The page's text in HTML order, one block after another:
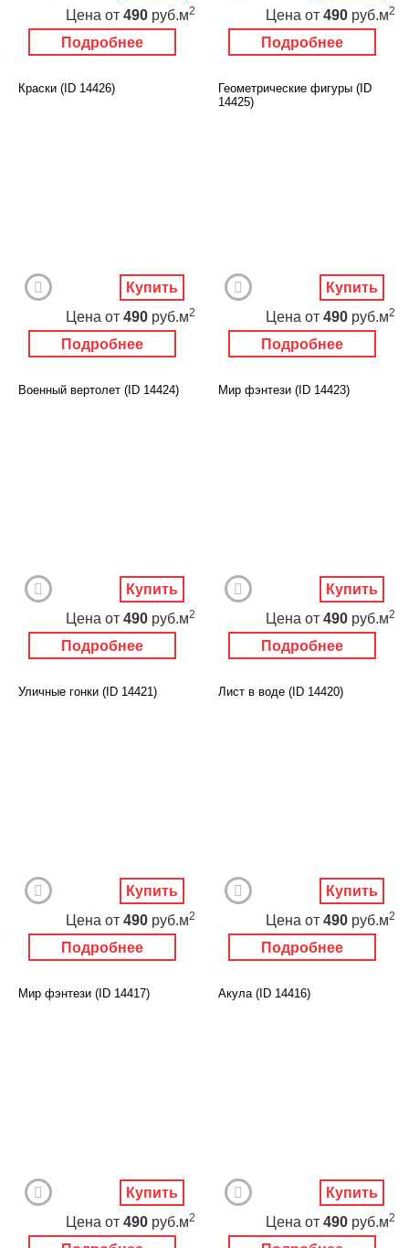
Подробнее
Цена от 490 руб.м2
Подробнее
Цена от 490 руб.м2
Краски (ID 14426)
Подробнее
Цена от 490 руб.м2
Купить
Геометрические фигуры (ID
14425)
Подробнее
Цена от 490 руб.м2
Купить
Военный вертолет (ID 14424)
Подробнее
Цена от 490 руб.м2
Купить
Мир фэнтези (ID 14423)
Подробнее
Цена от 490 руб.м2
Купить
Уличные гонки (ID 14421)
Подробнее
Цена от 490 руб.м2
Купить
Лист в воде (ID 14420)
Подробнее
Цена от 490 руб.м2
Купить
Мир фэнтези (ID 14417)
Цена от 490 руб.м2
Купить
Акула (ID 14416)
Цена от 490 руб.м2
Купить